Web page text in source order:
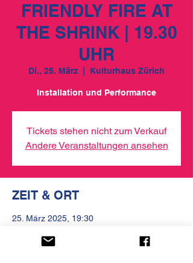
FRIENDLY FIRE AT
THE SHRINK | 19.30
UHR
Di., 25. März Kulturhaus Zürich
Installation und Performance
Tickets stehen nicht zum Verkauf
Andere Veranstaltungen ansehen
ZEIT & ORT
25. März 2025, 19:30
Zürich, Schweiz